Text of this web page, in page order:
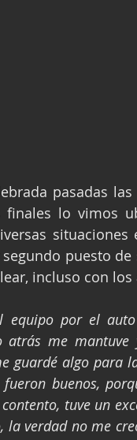
pasadas
lo vimos
puesto
incluso con
equipo por el
atrás me
guardé algo para
buenos,
tuve un
verdad no me